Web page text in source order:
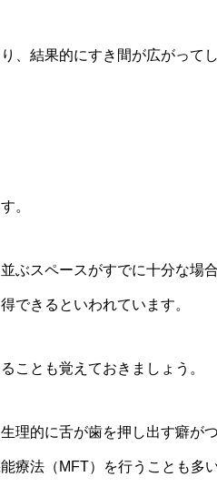
、結果的にすき間が広がって
。
ぶスペースがすでに十分な場
できるといわれています。
ことも覚えておきましょう。
理的に舌が歯を押し出す癖がつ
療法（MFT）を行うことも多い